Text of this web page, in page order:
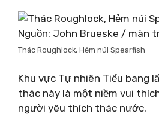
Nguồn: John Brueske / màn
Thác Roughlock, Hẻm núi Spearfish
Khu vực Tự nhiên Tiểu bang
thác này là một niềm vui
người yêu thích thác nước.